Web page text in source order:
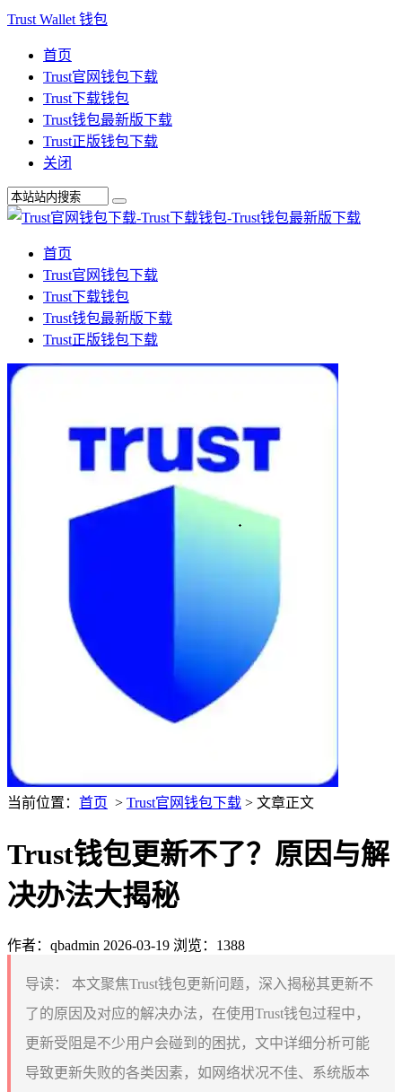
Trust Wallet 钱包
首页
Trust官网钱包下载
Trust下载钱包
Trust钱包最新版下载
Trust正版钱包下载
关闭
首页
Trust官网钱包下载
Trust下载钱包
Trust钱包最新版下载
Trust正版钱包下载
当前位置： 首页 > Trust官网钱包下载 > 文章正文
Trust钱包更新不了？原因与解
决办法大揭秘
作者：qbadmin 2026-03-19 浏览：1388
导读：
本文聚焦Trust钱包更新问题，深入揭秘其更新不
了的原因及对应的解决办法，在使用Trust钱包过程中，
更新受阻是不少用户会碰到的困扰，文中详细分析可能
导致更新失败的各类因素，如网络状况不佳、系统版本